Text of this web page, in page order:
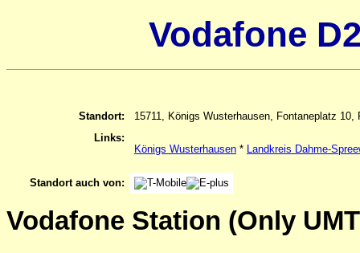
Vodafone
Standort:
15711, Königs Wusterhausen, Fontaneplatz 10,
Links:
Königs Wusterhausen * Landkreis Dahme-
Standort auch von:
Vodafone Station (Only